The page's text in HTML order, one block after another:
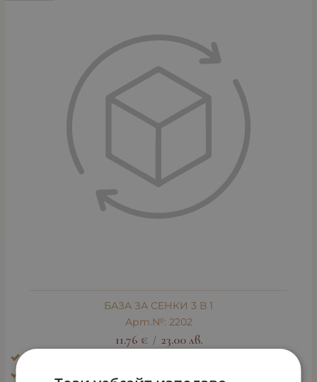
БАЗА ЗА СЕНКИ 3 В 1
Арт.№: 2202
11.76 € / 23.00 лв.
Ефект: Блясък, избистряне, освежаване